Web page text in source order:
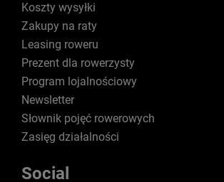
Koszty wysyłki
Zakupy na raty
Leasing roweru
Prezent dla rowerzysty
Program lojalnościowy
Newsletter
Słownik pojęć rowerowych
Zasięg działalności
Social